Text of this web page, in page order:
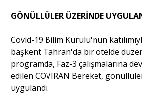
Yazarlar
Eğitim
GÖNÜLLÜLER ÜZERİNDE
Covid-19 Bilim Kurulu'nun
başkent Tahran'da bir otelde
programda, Faz-3 çalışmalarına
edilen COVIRAN Bereket,
uygulandı.